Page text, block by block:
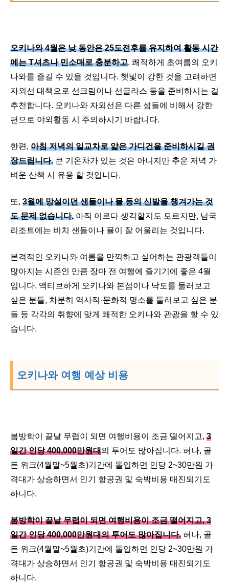
오키나와 4월은 낮 동안은 25도전후를 유지하여 활동 시간
에는 T셔츠나 민소매로 충분하고, 쾌적하게 초여름의 오키
나와를 즐길 수 있을 것입니다. 햇빛이 강한 것을 고려하면
자외선 대책으로 선크림이나 선글라스 등을 준비하시는 걸
추천합니다. 오키나와 자외선은 다른 섬들에 비해서 강한
편으로 야외활동 시 주의하시기 바랍니다.
한편, 아침 저녁의 일교차로 얇은 가디건을 준비하시길 권
장드립니다. 큰 기온차가 있는 것은 아니지만 추운 저녁 가
벼운 산책 시 유용 할 것입니다.
또, 3월에 망설이던 샌들이나 뮬 등의 신발을 챙겨가는 것
도 문제 없습니다. 아직 이르다 생각할지도 모르지만, 남국
리조트에는 비치 샌들이나 뮬이 잘 어울리는 것입니다.
본격적인 오키나와 여름을 만끽하고 싶어하는 관광객들이
많아지는 시즌인 만큼 장마 전 여행에 즐기기에 좋은 4월
입니다. 액티브하게 오키나와 본섬이나 낙도를 둘러보고
싶은 분들, 차분히 역사적·문화적 명소를 둘러보고 싶은 분
들 등 각각의 취향에 맞게 쾌적한 오키나와 관광을 할 수 있
습니다.
오키나와 여행 예상 비용
봄방학이 끝날 무렵이 되면 여행비용이 조금 떨어지고, 3
일간 인당 400,000만원대의 투어도 많아집니다. 허나, 골
든 위크(4월말~5월초)기간에 돌입하면 인당 2~30만원 가
격대가 상승하면서 인기 항공권 및 숙박비용 매진되기도
하니다.
봄방학이 끝날 무렵이 되면 여행비용이 조금 떨어지고, 3
일간 인당 400,000만원대의 투어도 많아집니다. 허나, 골
든 위크(4월말~5월초)기간에 돌입하면 인당 2~30만원 가
격대가 상승하면서 인기 항공권 및 숙박비용 매진되기도
하니다.